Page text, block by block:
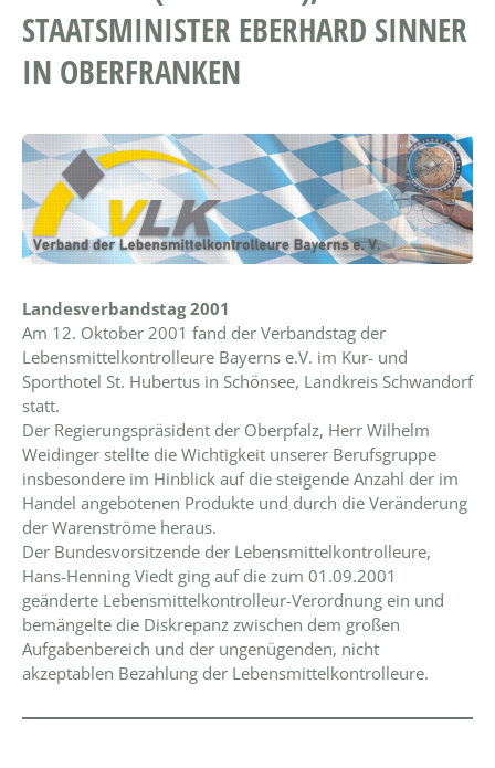
STAATSMINISTER EBERHARD SINNER
IN OBERFRANKEN
Landesverbandstag 2001
Am 12. Oktober 2001 fand der Verbandstag der
Lebensmittelkontrolleure Bayerns e.V. im Kur- und
Sporthotel St. Hubertus in Schönsee, Landkreis Schwandorf
statt.
Der Regierungspräsident der Oberpfalz, Herr Wilhelm
Weidinger stellte die Wichtigkeit unserer Berufsgruppe
insbesondere im Hinblick auf die steigende Anzahl der im
Handel angebotenen Produkte und durch die Veränderung
der Warenströme heraus.
Der Bundesvorsitzende der Lebensmittelkontrolleure,
Hans-Henning Viedt ging auf die zum 01.09.2001
geänderte Lebensmittelkontrolleur-Verordnung ein und
bemängelte die Diskrepanz zwischen dem großen
Aufgabenbereich und der ungenügenden, nicht
akzeptablen Bezahlung der Lebensmittelkontrolleure.